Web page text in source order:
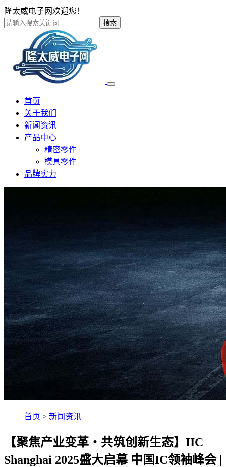
隆太威电子网欢迎您！
搜索
首页
关于我们
新闻资讯
产品中心
精密零件
模具零件
品牌实力
首页 > 新闻资讯
【聚焦产业变革・共筑创新生态】IIC
Shanghai 2025盛大启幕 中国IC领袖峰会 |